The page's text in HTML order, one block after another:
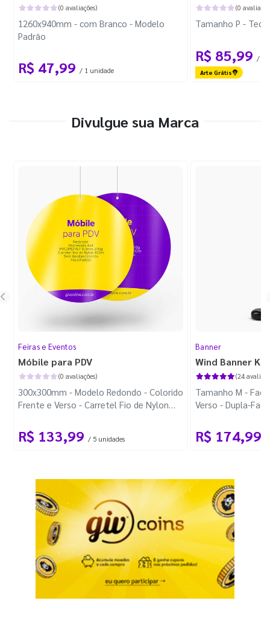
(0 avaliações)
1260x940mm - com Branco - Modelo
Padrão
R$ 47,99 / 1 unidade
(0
Tamanho P -
R$ 85,99 / 1
Arte Grátis
Divulgue sua Marca
Feiras e Eventos
Móbile para PDV
(0 avaliações)
300x300mm - Modelo Redondo - Colorido
Frente e Verso - Carretel Fio de Nylon
R$ 133,99 / 5 unidades
Banner
Wind Banner
(24
Tamanho M -
Verso - Dupla-
R$ 174,99